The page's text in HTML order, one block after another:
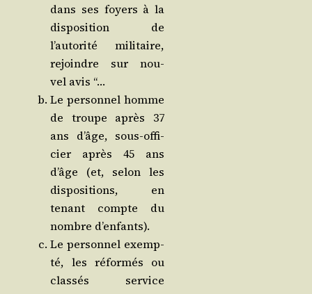
dans ses foyers à la
dis­po­si­tion de
l’autorité mili­taire,
rejoindre sur nou­
vel avis “…
Le per­son­nel homme
de troupe après 37
ans d’âge, sous-offi­
cier après 45 ans
d’âge (et, selon les
dis­po­si­tions, en
tenant compte du
nombre d’enfants).
Le per­son­nel exemp­
té, les réfor­més ou
clas­sés ser­vice